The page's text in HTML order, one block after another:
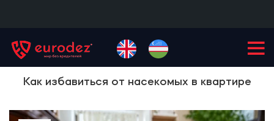
Как избавиться от насекомых в квартире